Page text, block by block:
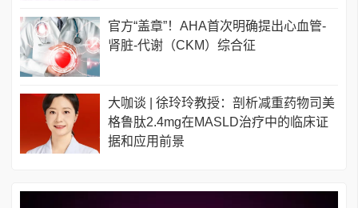
官方“盖章”！AHA首次明确提出心血管-
肾脏-代谢（CKM）综合征
大咖谈 | 徐玲玲教授：剖析减重药物司美
格鲁肽2.4mg在MASLD治疗中的临床证
据和应用前景